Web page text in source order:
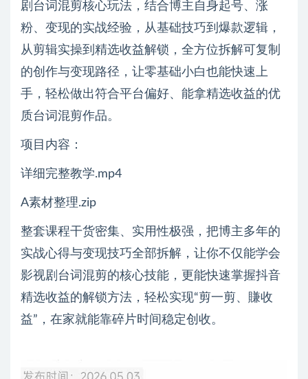
剧台词混剪核心玩法，结合博主自身起号、涨
粉、变现的实战经验，从基础技巧到爆款逻辑，
从剪辑实操到精选收益解锁，全方位拆解可复制
的创作与变现路径，让零基础小白也能快速上
手，轻松做出符合平台偏好、能拿精选收益的优
质台词混剪作品。
项目内容：
详细完整教学.mp4
A素材整理.zip
整套课程干货密集、实用性极强，把博主多年的
实战心得与变现技巧全部拆解，让你不仅能学会
影视剧台词混剪的核心技能，更能快速掌握抖音
精选收益的解锁方法，轻松实现“剪一剪、賺收
益”，在家就能靠碎片时间稳定创收。